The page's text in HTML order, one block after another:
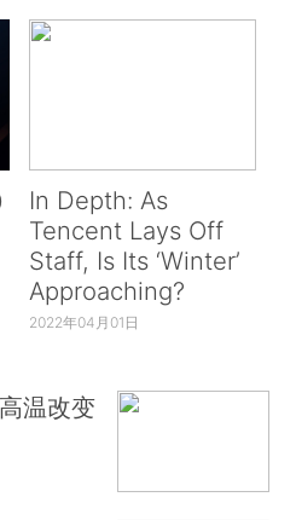
In Depth: As
Tencent Lays Off
Staff, Is Its ‘Winter’
Approaching?
2022年04月01日
温改变